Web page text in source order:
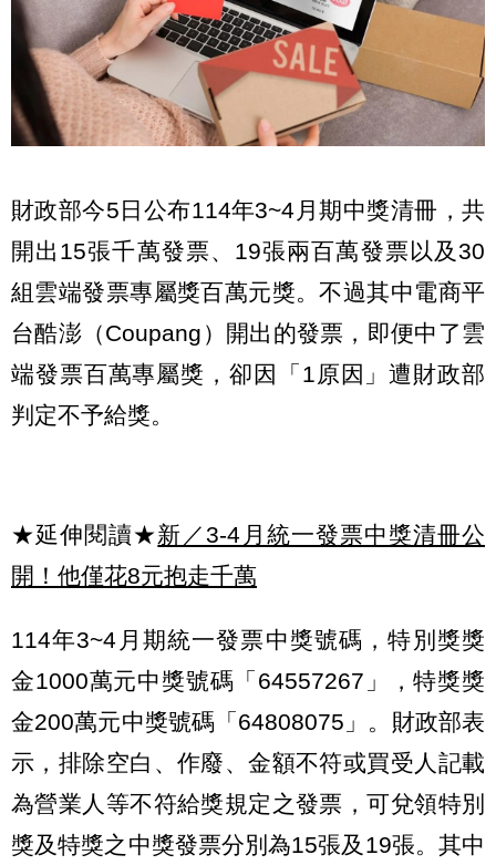
財政部今5日公布114年3~4月期中獎清冊，共
開出15張千萬發票、19張兩百萬發票以及30
組雲端發票專屬獎百萬元獎。不過其中電商平
台酷澎（Coupang）開出的發票，即便中了雲
端發票百萬專屬獎，卻因「1原因」遭財政部
判定不予給獎。
★延伸閱讀★新／3-4月統一發票中獎清冊公
開！他僅花8元抱走千萬
114年3~4月期統一發票中獎號碼，特別獎獎
金1000萬元中獎號碼「64557267」，特獎獎
金200萬元中獎號碼「64808075」。財政部表
示，排除空白、作廢、金額不符或買受人記載
為營業人等不符給獎規定之發票，可兌領特別
獎及特獎之中獎發票分別為15張及19張。其中